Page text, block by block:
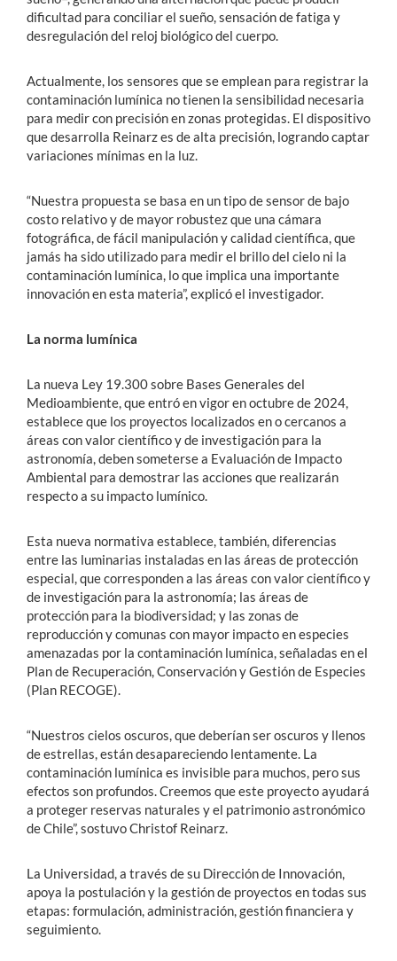
dificultad para conciliar el sueño, sensación de fatiga y
desregulación del reloj biológico del cuerpo.
Actualmente, los sensores que se emplean para registrar la
contaminación lumínica no tienen la sensibilidad necesaria
para medir con precisión en zonas protegidas. El dispositivo
que desarrolla Reinarz es de alta precisión, logrando captar
variaciones mínimas en la luz.
“Nuestra propuesta se basa en un tipo de sensor de bajo
costo relativo y de mayor robustez que una cámara
fotográfica, de fácil manipulación y calidad científica, que
jamás ha sido utilizado para medir el brillo del cielo ni la
contaminación lumínica, lo que implica una importante
innovación en esta materia”, explicó el investigador.
La norma lumínica
La nueva Ley 19.300 sobre Bases Generales del
Medioambiente, que entró en vigor en octubre de 2024,
establece que los proyectos localizados en o cercanos a
áreas con valor científico y de investigación para la
astronomía, deben someterse a Evaluación de Impacto
Ambiental para demostrar las acciones que realizarán
respecto a su impacto lumínico.
Esta nueva normativa establece, también, diferencias
entre las luminarias instaladas en las áreas de protección
especial, que corresponden a las áreas con valor científico y
de investigación para la astronomía; las áreas de
protección para la biodiversidad; y las zonas de
reproducción y comunas con mayor impacto en especies
amenazadas por la contaminación lumínica, señaladas en el
Plan de Recuperación, Conservación y Gestión de Especies
(Plan RECOGE).
“Nuestros cielos oscuros, que deberían ser oscuros y llenos
de estrellas, están desapareciendo lentamente. La
contaminación lumínica es invisible para muchos, pero sus
efectos son profundos. Creemos que este proyecto ayudará
a proteger reservas naturales y el patrimonio astronómico
de Chile”, sostuvo Christof Reinarz.
La Universidad, a través de su Dirección de Innovación,
apoya la postulación y la gestión de proyectos en todas sus
etapas: formulación, administración, gestión financiera y
seguimiento.